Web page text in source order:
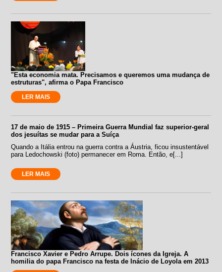
"Esta economia mata. Precisamos e queremos uma mudança de
estruturas", afirma o Papa Francisco
LER MAIS
17 de maio de 1915 – Primeira Guerra Mundial faz superior-geral
dos jesuítas se mudar para a Suíça
Quando a Itália entrou na guerra contra a Áustria, ficou insustentável
para Ledochowski (foto) permanecer em Roma. Então, e[...]
LER MAIS
Francisco Xavier e Pedro Arrupe. Dois ícones da Igreja. A
homilia do papa Francisco na festa de Inácio de Loyola em 2013